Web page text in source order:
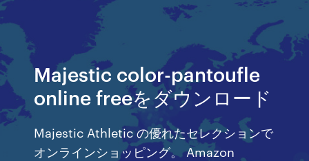
Majestic color-pantoufle
online freeをダウンロード
Majestic Athletic の優れたセレクションで
オンラインショッピング。 Amazon